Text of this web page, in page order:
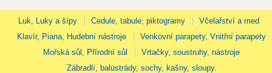
Luk, Luky a šípy Cedule, tabule, piktogramy
Včelařství a med
Klavír, Piana, Hudební nástroje
Venkovní parapety, Vnitřní parapety
Mořská sůl, Přírodní sůl
Vrtačky, soustruhy, nástroje
Zábradlí, balustrády, sochy, kašny, sloupy.